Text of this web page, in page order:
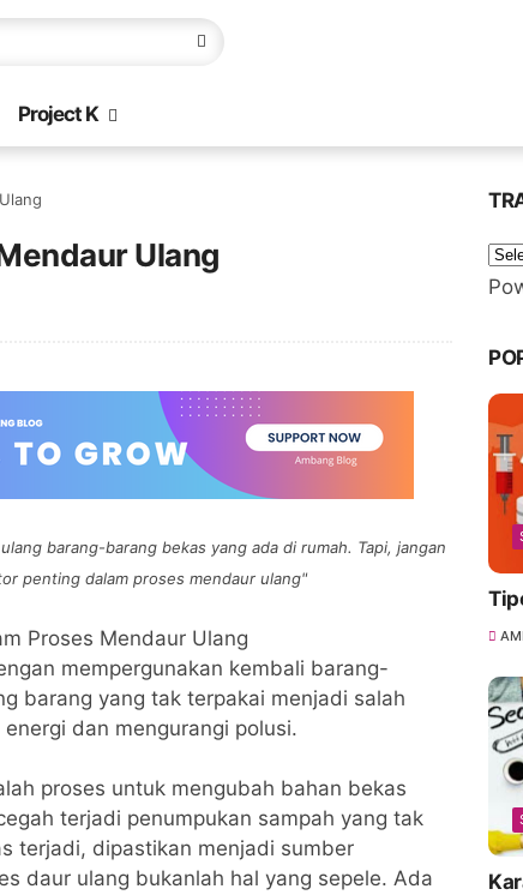
Project K
Ulang
barang-barang bekas yang ada di rumah. Tapi, jangan
penting dalam proses mendaur ulang"
mempergunakan kembali barang-
barang yang tak terpakai menjadi salah
dan mengurangi polusi.
proses untuk mengubah bahan bekas
terjadi penumpukan sampah yang tak
terjadi, dipastikan menjadi sumber
daur ulang bukanlah hal yang sepele. Ada